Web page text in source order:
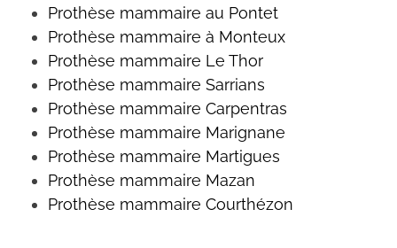
Prothèse mammaire au Pontet
Prothèse mammaire à Monteux
Prothèse mammaire Le Thor
Prothèse mammaire Sarrians
Prothèse mammaire Carpentras
Prothèse mammaire Marignane
Prothèse mammaire Martigues
Prothèse mammaire Mazan
Prothèse mammaire Courthézon